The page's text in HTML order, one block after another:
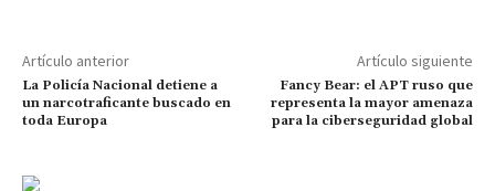
Artículo anterior
La Policía Nacional detiene a
un narcotraficante buscado en
toda Europa
Artículo siguiente
Fancy Bear: el APT ruso que
representa la mayor amenaza
para la ciberseguridad global